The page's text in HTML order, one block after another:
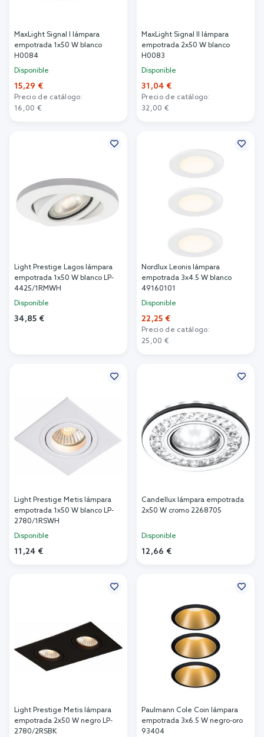
MaxLight Signal I lámpara
empotrada 1x50 W blanco
H0084
Disponible
15,29 €
Precio de catálogo:
16,00 €
MaxLight Signal II lámpara
empotrada 2x50 W blanco
H0083
Disponible
31,04 €
Precio de catálogo:
32,00 €
Light Prestige Lagos lámpara
empotrada 1x50 W blanco LP-
4425/1RMWH
Disponible
34,85 €
Nordlux Leonis lámpara
empotrada 3x4.5 W blanco
49160101
Disponible
22,25 €
Precio de catálogo:
25,00 €
Light Prestige Metis lámpara
empotrada 1x50 W blanco LP-
2780/1RSWH
Disponible
11,24 €
Candellux lámpara empotrada
2x50 W cromo 2268705
Disponible
12,66 €
Light Prestige Metis lámpara
empotrada 2x50 W negro LP-
2780/2RSBK
Paulmann Cole Coin lámpara
empotrada 3x6.5 W negro-oro
93404